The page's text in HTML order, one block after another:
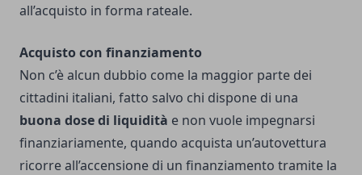
all’acquisto in forma rateale.
Acquisto con finanziamento
Non c’è alcun dubbio come la maggior parte dei
cittadini italiani, fatto salvo chi dispone di una
buona dose di liquidità e non vuole impegnarsi
finanziariamente, quando acquista un’autovettura
ricorre all’accensione di un finanziamento tramite la